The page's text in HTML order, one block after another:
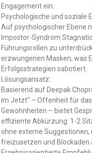
Engagement ein.
Psychologische und soziale
Auf psychologischer Ebene
Impostor-Syndrom
Führungsrollen zu
erzwungenen Masken, was
Erfolgsstrategien sabotiert.
Lösungsansatz:
Basierend auf Deepak
im Jetzt“ – Offenheit für
Gewohnheiten – bietet
effiziente Abkürzung: 1-2
ohne externe Suggestionen,
freizusetzen und Blockaden